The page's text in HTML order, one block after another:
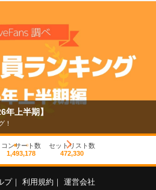
年上半期】
！
コンサート数
1,493,178
セットリスト数
472,330
プ 利用規約 運営会社